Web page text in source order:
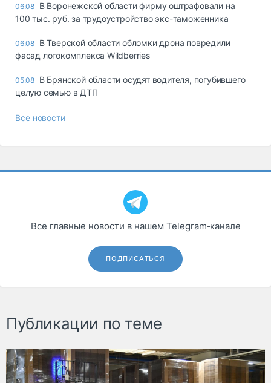
06.08 В Воронежской области фирму оштрафовали на
100 тыс. руб. за трудоустройство экс-таможенника
06.08 В Тверской области обломки дрона повредили
фасад логокомплекса Wildberries
05.08 В Брянской области осудят водителя, погубившего
целую семью в ДТП
Все новости
Все главные новости в нашем Telegram‑канале
ПОДПИСАТЬСЯ
Публикации по теме